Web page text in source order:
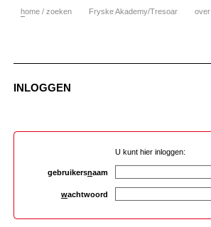
home / zoeken Fryske Akademy/Tresoar
INLOGGEN
U kunt hier inloggen:
gebruikersnaam
wachtwoord